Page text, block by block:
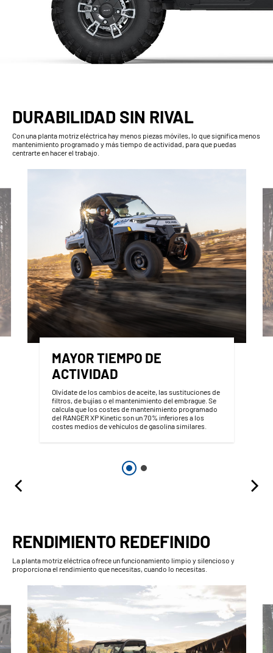
DURABILIDAD SIN RIVAL
Con una planta motriz eléctrica hay menos piezas móviles, lo que significa menos
mantenimiento programado y más tiempo de actividad, para que puedas
centrarte en hacer el trabajo.
MAYOR TIEMPO DE
ACTIVIDAD
Olvídate de los cambios de aceite, las sustituciones de
filtros, de bujías o el mantenimiento del embrague. Se
calcula que los costes de mantenimiento programado
del RANGER XP Kinetic son un 70% inferiores a los
costes medios de vehículos de gasolina similares.
RENDIMIENTO REDEFINIDO
La planta motriz eléctrica ofrece un funcionamiento limpio y silencioso y
proporciona el rendimiento que necesitas, cuando lo necesitas.